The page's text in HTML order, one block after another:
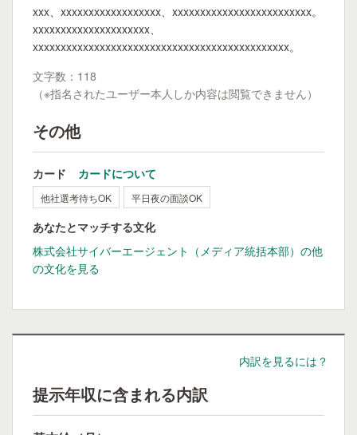
xxx、xxxxxxxxxxxxxxxxxx、xxxxxxxxxxxxxxxxxxxxxxxxx。
xxxxxxxxxxxxxxxxxxxxx、
xxxxxxxxxxxxxxxxxxxxxxxxxxxxxxxxxxxxxxxxxxxxxx。
文字数：118
（※指名されたユーザー本人しか内容は閲覧できません）
その他
カード カードについて
他社選考待ちOK 平日夜の面談OK
あなたとマッチする文化
株式会社サイバーエージェント（メディア統括本部）の他
の文化を見る
内訳を見るには？
提示年収に含まれる内訳